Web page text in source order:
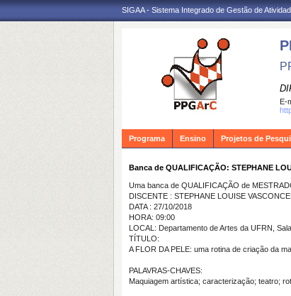
SIGAA - Sistema Integrado de Gestão de
E-
Programa Ensino Projetos de
Banca de QUALIFICAÇÃO: STEPHANE
Uma banca de QUALIFICAÇÃO de
DISCENTE : STEPHANE LOUISE
DATA : 27/10/2018
HORA: 09:00
LOCAL: Departamento de Artes da UFRN,
TÍTULO:
A FLOR DA PELE: uma rotina de criação da
PALAVRAS-CHAVES:
Maquiagem artística; caracterização; teatro;